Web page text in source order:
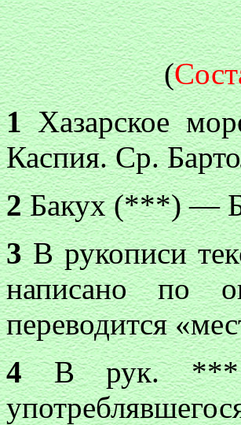
(
1Хазарское
Каспия. Ср.
2Бакух (***) —
3В рукописи
написано по
переводится
4В рук. ***